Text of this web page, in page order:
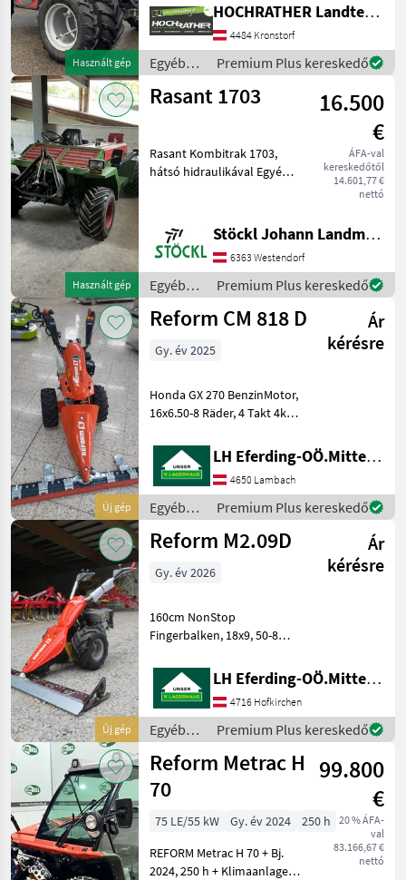
Használt gép
85h Jetzt zusätzlich zum
Sonderpreis bis zu 20%
Invest -Förderung,
Maschine hat keine
Erstanmeldung!
HOCHRATHER Landtechnik GmbH
4484 Kronstorf
Egyéb
mezőgazdasági
erőgépek
Premium Plus kereskedő
Használt gép
Rasant 1703
16.500
€
ÁFA-val
kereskedőtől
14.601,77 €
nettó
Rasant Kombitrak 1703,
hátsó hidraulikával Egyéb
Stöckl Johann Landmaschinen GesmbH & Co KG
6363 Westendorf
Egyéb
mezőgazdasági
erőgépek
Premium Plus kereskedő
Új gép
Reform CM 818 D
Ár
kérésre
Gy. év 2025
Honda GX 270 BenzinMotor,
16x6.50-8 Räder, 4 Takt 4kW
Mehrscheibenkupplung mit
PowerSafe Funktion, 3
Vorwärts - 3
Rückwertsgänge,
Wendeschaltung, Ölbadmä
LH Eferding-OÖ.Mitte, Lambach
4650 Lambach
Egyéb
mezőgazdasági
erőgépek
Premium Plus kereskedő
Új gép
Reform M2.09D
Ár
kérésre
Gy. év 2026
160cm NonStop
Fingerbalken, 18x9, 50-8
mezőgazdasági erőgépek
Kéttengelyes kaszálógép
LH Eferding-OÖ.Mitte, Landtechnik Hofkirchen
4716 Hofkirchen
Egyéb
mezőgazdasági
erőgépek
/ Reform
Premium Plus kereskedő
Reform Metrac H
70
99.800
€
20 % ÁFA-
val
83.166,67 €
nettó
75 LE/55 kW Gy. év 2024
250 h
REFORM Metrac H 70 + Bj.
2024, 250 h + Klimaanlage